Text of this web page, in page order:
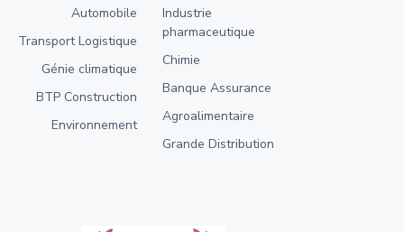
Automobile
Transport Logistique
Génie climatique
BTP Construction
Environnement
Industrie
pharmaceutique
Chimie
Banque Assurance
Agroalimentaire
Grande Distribution